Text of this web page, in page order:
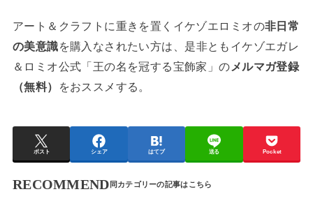
アート＆クラフトに重きを置くイケゾエロミオの非日常
の美意識を購入なされたい方は、是非ともイケゾエガレ
＆ロミオ公式「王の名を冠する宝飾家」の メルマガ登録
（無料）
をおススメする。
ポスト シェア はてブ 送る Pocket
RECOMMEND